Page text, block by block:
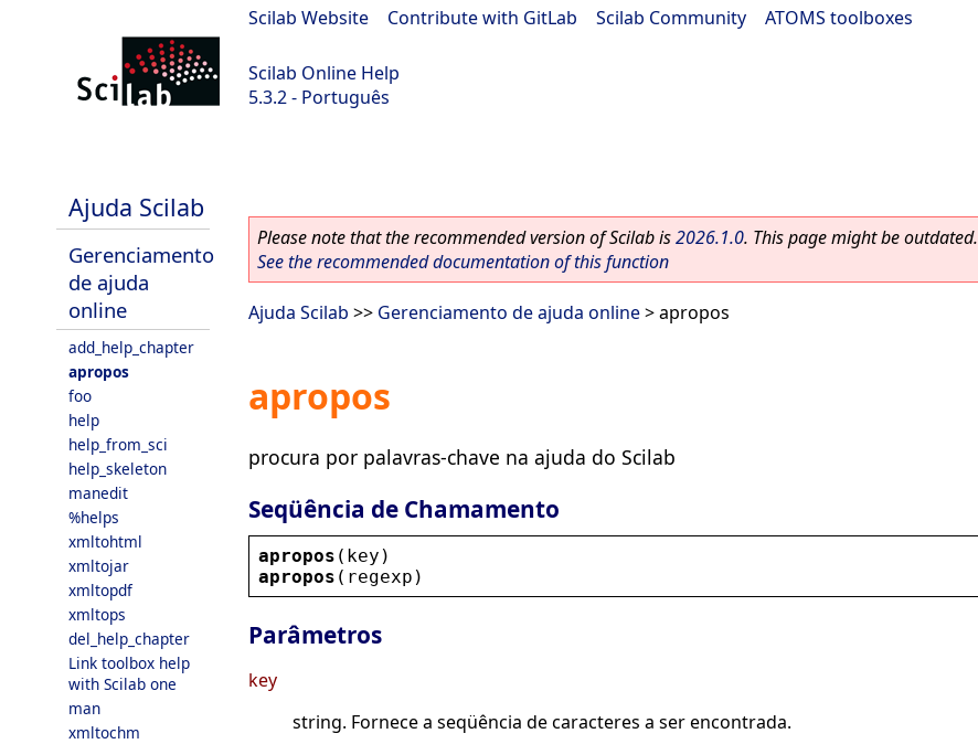
Scilab Website Contribute with GitLab Scilab Community ATOMS toolboxes
Scilab Online Help
5.3.2 - Português
Ajuda Scilab
Gerenciamento
de ajuda
online
add_help_chapter
apropos
foo
help
help_from_sci
help_skeleton
manedit
%helps
xmltohtml
xmltojar
xmltopdf
xmltops
del_help_chapter
Link toolbox help
with Scilab one
man
xmltochm
Please note that the recommended version of Scilab is2026.1.0. This page might be outdated.
See the recommended documentation of this function
Ajuda Scilab >> Gerenciamento de ajuda online> apropos
apropos
procura por palavras-chave na ajuda do Scilab
Seqüência de Chamamento
apropos ( key )
apropos ( regexp )
Parâmetros
key
string. Fornece a seqüência de caracteres a ser encontrada.